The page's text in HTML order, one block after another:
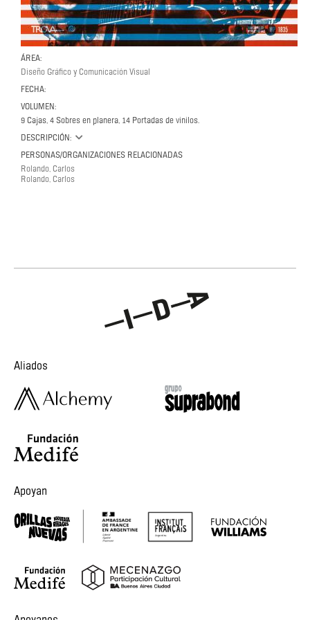
ÁREA:
Diseño Gráfico y Comunicación Visual
FECHA:
VOLUMEN:
9 Cajas, 4 Sobres en planera, 14 Portadas de vinilos.
DESCRIPCIÓN:
PERSONAS/ORGANIZACIONES RELACIONADAS
Rolando, Carlos
Rolando, Carlos
Aliados
Apoyan